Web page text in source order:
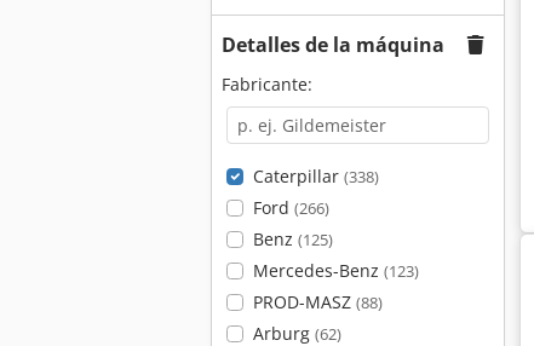
Detalles de la máquina
Fabricante:
Caterpillar (338)
Ford (266)
Benz (125)
Mercedes-Benz (123)
PROD-MASZ (88)
Arburg (62)